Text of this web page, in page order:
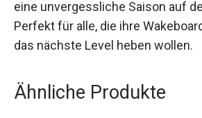
eine unvergessliche Saison auf
Perfekt für alle, die ihre
das nächste Level heben wollen.
Ähnliche Produkte